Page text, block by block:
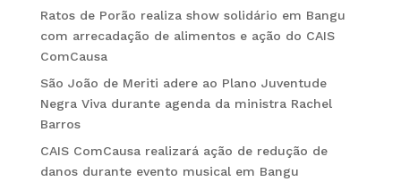
Ratos de Porão realiza show solidário em Bangu
com arrecadação de alimentos e ação do CAIS
ComCausa
São João de Meriti adere ao Plano Juventude
Negra Viva durante agenda da ministra Rachel
Barros
CAIS ComCausa realizará ação de redução de
danos durante evento musical em Bangu